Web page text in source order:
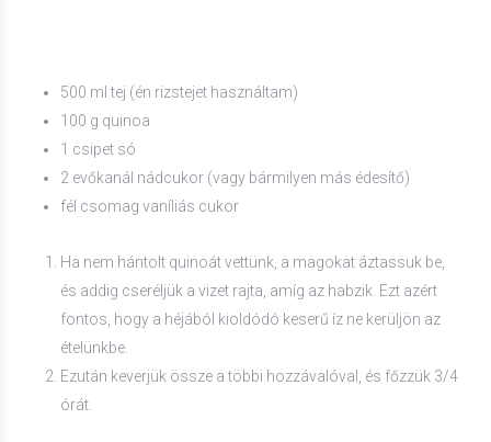
500 ml tej (én rizstejet használtam)
100 g quinoa
1 csipet só
2 evőkanál nádcukor (vagy bármilyen más édesítő)
fél csomag vaníliás cukor
Ha nem hántolt quinoát vettünk, a magokat áztassuk be,
és addig cseréljük a vizet rajta, amíg az habzik. Ezt azért
fontos, hogy a héjából kioldódó keserű íz ne kerüljön az
ételünkbe.
Ezután keverjük össze a többi hozzávalóval, és főzzük 3/4
órát.